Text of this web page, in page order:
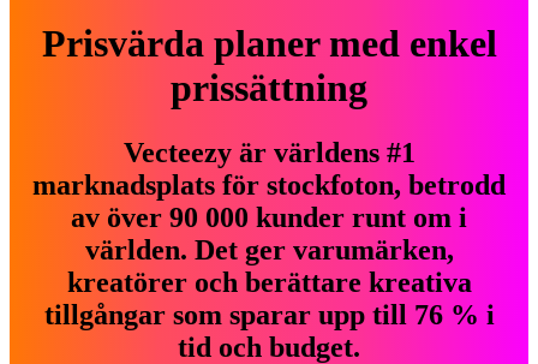
Prisvärda planer med enkel
prissättning
Vecteezy är världens #1
marknadsplats för stockfoton, betrodd
av över 90 000 kunder runt om i
världen. Det ger varumärken,
kreatörer och berättare kreativa
tillgångar som sparar upp till 76 % i
tid och budget.